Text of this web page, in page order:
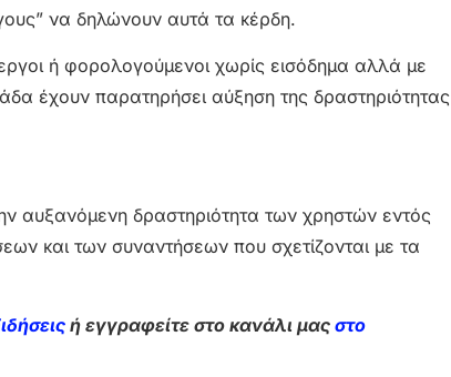
να δηλώνουν αυτά τα κέρδη.
ή φορολογούμενοι χωρίς εισόδημα αλλά με
έχουν παρατηρήσει αύξηση της δραστηριότητας
αυξανόμενη δραστηριότητα των χρηστών εντός
και των συναντήσεων που σχετίζονται με τα
ή εγγραφείτε στο κανάλι μας στο